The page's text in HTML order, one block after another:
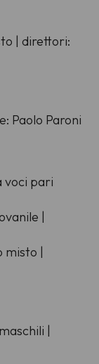
| direttori:
Paolo Paroni
voci pari
|
misto |
|